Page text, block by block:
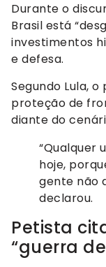
Durante o
Brasil está
investimentos
e defesa.
Segundo Lula,
proteção de
diante do
“Qualquer
hoje,
gente não
declarou.
Petista
“guerra